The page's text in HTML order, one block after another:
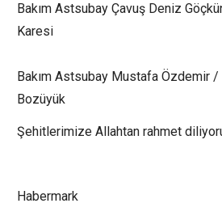
Bakım Astsubay Çavuş Deniz
Karesi
Bakım Astsubay Mustafa Özdemir
Bozüyük
Şehitlerimize Allahtan rahmet
Habermark